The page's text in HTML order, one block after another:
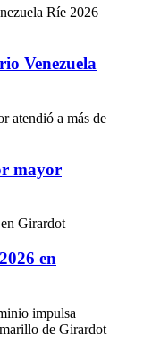
Venezuela
mayor
en